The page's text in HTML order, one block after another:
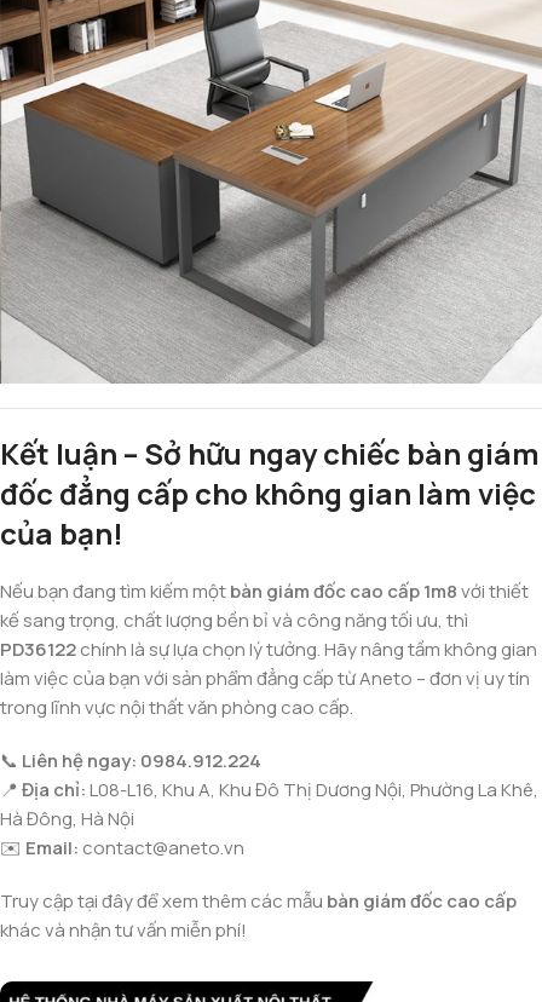
Kết luận – Sở hữu ngay chiếc bàn giám
đốc đẳng cấp cho không gian làm việc
của bạn!
Nếu bạn đang tìm kiếm mộtbàn giám đốc cao cấp 1m8với thiết
kế sang trọng, chất lượng bền bỉ và công năng tối ưu, thì
PD36122chính là sự lựa chọn lý tưởng. Hãy nâng tầm không gian
làm việc của bạn với sản phẩm đẳng cấp từ Aneto – đơn vị uy tín
trong lĩnh vực nội thất văn phòng cao cấp.
📞 Liên hệ ngay: 0984.912.224
📍 Địa chỉ:L08-L16, Khu A, Khu Đô Thị Dương Nội, Phường La Khê,
Hà Đông, Hà Nội
✉️ Email: contact@aneto.vn
Truy cập tại đây để xem thêm các mẫu bàn giám đốc cao cấp
khác và nhận tư vấn miễn phí!